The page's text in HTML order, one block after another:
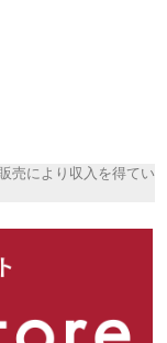
売により収入を得てい